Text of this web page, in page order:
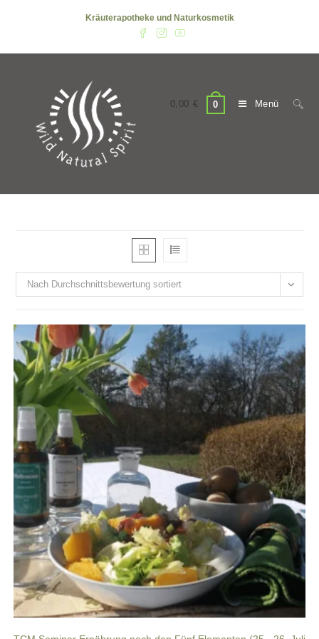
Kräuterapotheke und Naturkosmetik
0,00 € 0 Menü
Nach Durchschnittsbewertung sortiert